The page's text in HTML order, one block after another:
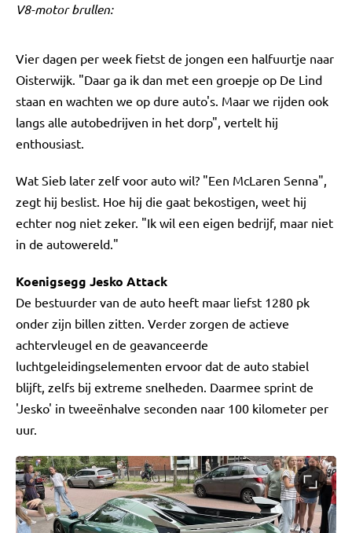
V8-motor brullen:
Vier dagen per week fietst de jongen een halfuurtje naar
Oisterwijk. "Daar ga ik dan met een groepje op De Lind
staan en wachten we op dure auto's. Maar we rijden ook
langs alle autobedrijven in het dorp", vertelt hij
enthousiast.
Wat Sieb later zelf voor auto wil? "Een McLaren Senna",
zegt hij beslist. Hoe hij die gaat bekostigen, weet hij
echter nog niet zeker. "Ik wil een eigen bedrijf, maar niet
in de autowereld."
Koenigsegg Jesko Attack
De bestuurder van de auto heeft maar liefst 1280 pk
onder zijn billen zitten. Verder zorgen de actieve
achtervleugel en de geavanceerde
luchtgeleidingselementen ervoor dat de auto stabiel
blijft, zelfs bij extreme snelheden. Daarmee sprint de
'Jesko' in tweeënhalve seconden naar 100 kilometer per
uur.